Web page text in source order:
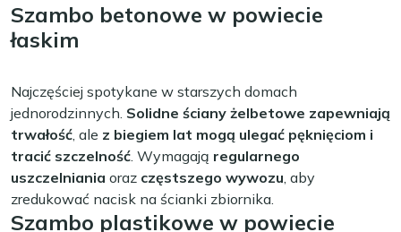
Szambo betonowe w powiecie
łaskim
Najczęściej spotykane w starszych domach
jednorodzinnych. Solidne ściany żelbetowe zapewniają
trwałość, ale z biegiem lat mogą ulegać pęknięciom i
tracić szczelność. Wymagają regularnego
uszczelniania oraz częstszego wywozu, aby
zredukować nacisk na ścianki zbiornika.
Szambo plastikowe w powiecie